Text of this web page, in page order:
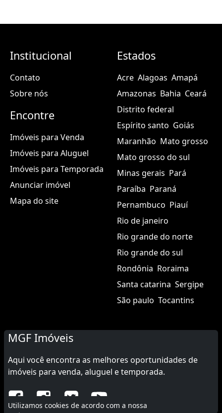
Institucional
Contato
Sobre nós
Encontre
Imóveis para Venda
Imóveis para Aluguel
Imóveis para Temporada
Anunciar imóvel
Mapa do site
Estados
Acre Alagoas Amapá
Amazonas Bahia Ceará
Distrito federal
Espírito santo Goiás
Maranhão Mato grosso
Mato grosso do sul
Minas gerais Pará
Paraíba Paraná
Pernambuco Piauí
Rio de janeiro
Rio grande do norte
Rio grande do sul
Rondônia Roraima
Santa catarina Sergipe
São paulo Tocantins
MGF Imóveis
Aqui você encontra as melhores oportunidades de
imóveis para venda, aluguel e temporada.
Utilizamos cookies de acordo com a nossa